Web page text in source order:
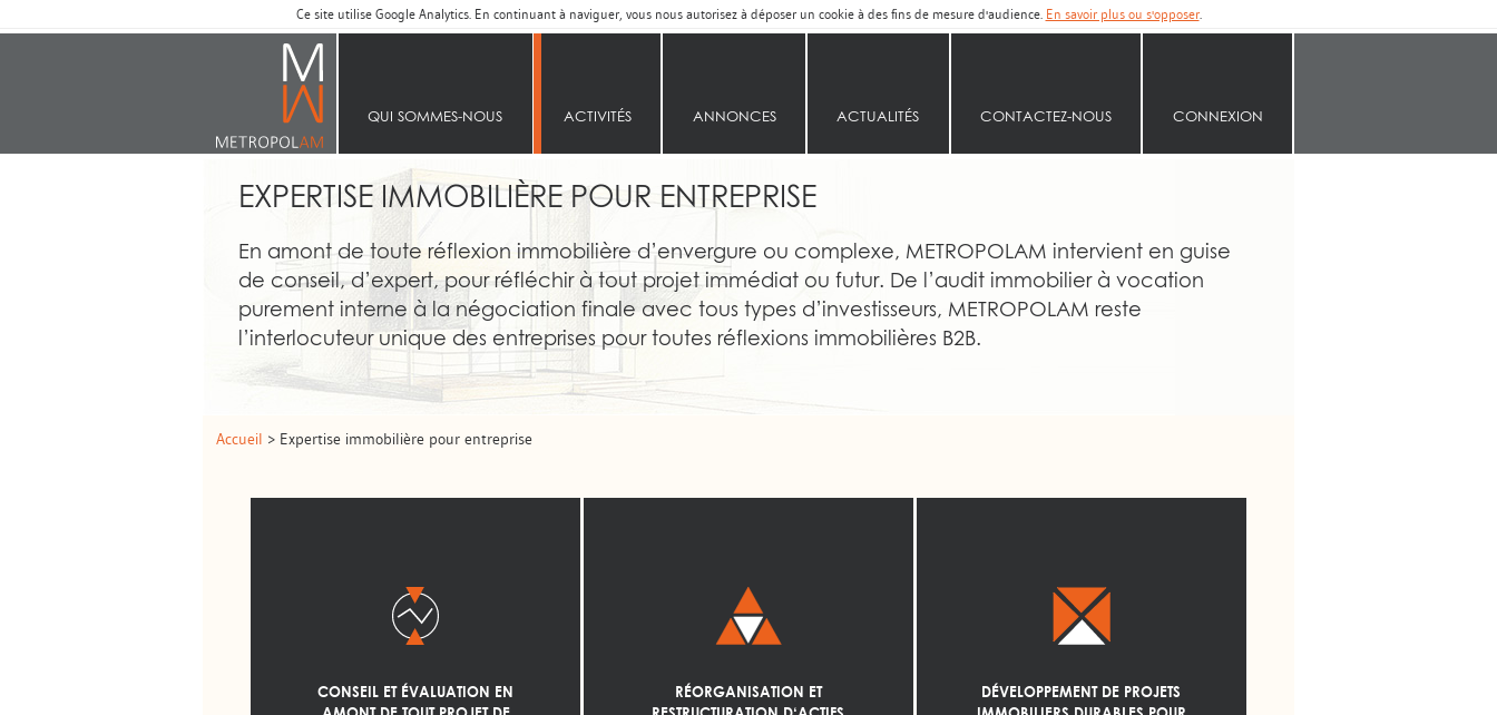
Ce site utilise Google Analytics. En continuant à naviguer, vous nous autorisez à déposer un cookie à des fins de mesure d'audience. En savoir plus ou s'opposer.
QUI SOMMES‑NOUS ACTIVITÉS ANNONCES ACTUALITÉS CONTACTEZ-NOUS CONNEXION
EXPERTISE IMMOBILIÈRE POUR ENTREPRISE
En amont de toute réflexion immobilière d’envergure ou complexe, METROPOLAM intervient en guise
de conseil, d’expert, pour réfléchir à tout projet immédiat ou futur. De l’audit immobilier à vocation
purement interne à la négociation finale avec tous types d’investisseurs, METROPOLAM reste
l’interlocuteur unique des entreprises pour toutes réflexions immobilières B2B.
Accueil > Expertise immobilière pour entreprise
CONSEIL ET ÉVALUATION EN
RÉORGANISATION ET
DÉVELOPPEMENT DE PROJETS